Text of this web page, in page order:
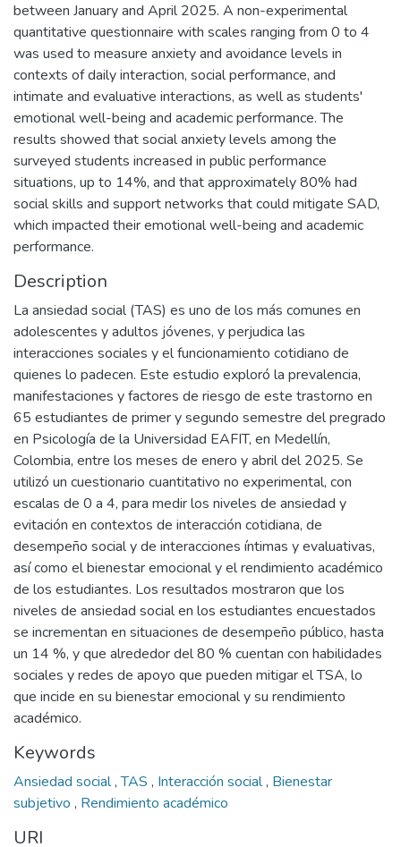
between January and April 2025. A non-experimental
quantitative questionnaire with scales ranging from 0 to 4
was used to measure anxiety and avoidance levels in
contexts of daily interaction, social performance, and
intimate and evaluative interactions, as well as students'
emotional well-being and academic performance. The
results showed that social anxiety levels among the
surveyed students increased in public performance
situations, up to 14%, and that approximately 80% had
social skills and support networks that could mitigate SAD,
which impacted their emotional well-being and academic
performance.
Description
La ansiedad social (TAS) es uno de los más comunes en
adolescentes y adultos jóvenes, y perjudica las
interacciones sociales y el funcionamiento cotidiano de
quienes lo padecen. Este estudio exploró la prevalencia,
manifestaciones y factores de riesgo de este trastorno en
65 estudiantes de primer y segundo semestre del pregrado
en Psicología de la Universidad EAFIT, en Medellín,
Colombia, entre los meses de enero y abril del 2025. Se
utilizó un cuestionario cuantitativo no experimental, con
escalas de 0 a 4, para medir los niveles de ansiedad y
evitación en contextos de interacción cotidiana, de
desempeño social y de interacciones íntimas y evaluativas,
así como el bienestar emocional y el rendimiento académico
de los estudiantes. Los resultados mostraron que los
niveles de ansiedad social en los estudiantes encuestados
se incrementan en situaciones de desempeño público, hasta
un 14 %, y que alrededor del 80 % cuentan con habilidades
sociales y redes de apoyo que pueden mitigar el TSA, lo
que incide en su bienestar emocional y su rendimiento
académico.
Keywords
Ansiedad social,TAS , Interacción social, Bienestar
subjetivo , Rendimiento académico
URI